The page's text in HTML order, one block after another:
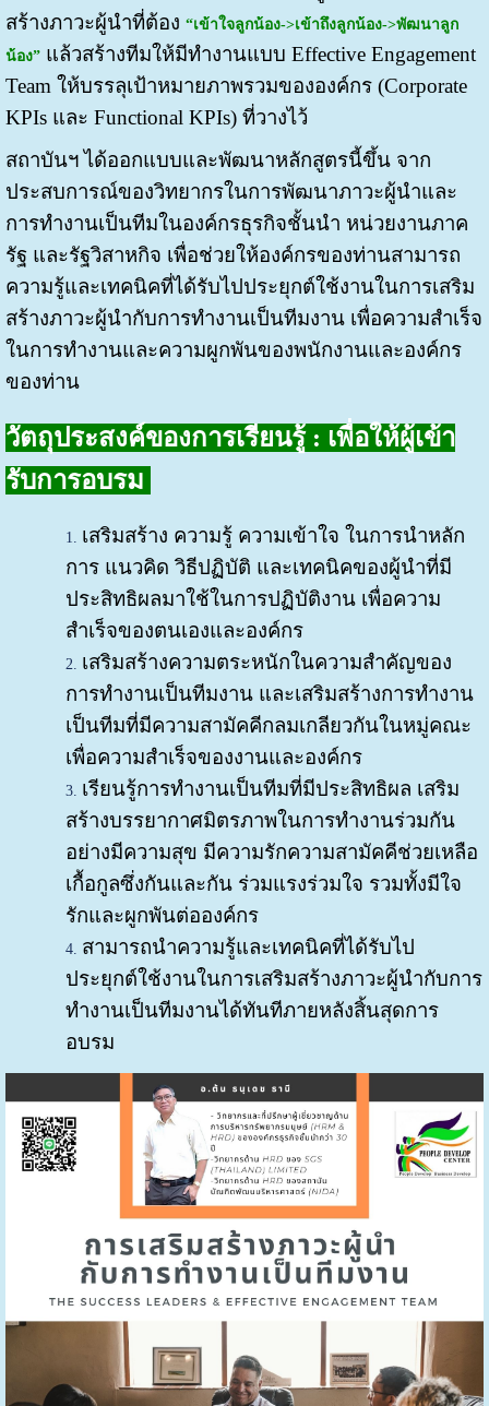
สร้างภาวะผู้นำที่ต้อง “เข้าใจลูกน้อง->เข้าถึงลูกน้อง->พัฒนาลูก
น้อง”แล้วสร้างทีมให้มีทำงานแบบ Effective Engagement
Team ให้บรรลุเป้าหมายภาพรวมขององค์กร (Corporate
KPIs และ Functional KPIs) ที่วางไว้
สถาบันฯ ได้ออกแบบและพัฒนาหลักสูตรนี้ขึ้น จาก
ประสบการณ์ของวิทยากรในการพัฒนาภาวะผู้นำและ
การทำงานเป็นทีมในองค์กรธุรกิจชั้นนำ หน่วยงานภาค
รัฐ และรัฐวิสาหกิจ เพื่อช่วยให้องค์กรของท่านสามารถ
ความรู้และเทคนิคที่ได้รับไปประยุกต์ใช้งานในการเสริม
สร้างภาวะผู้นำกับการทำงานเป็นทีมงาน เพื่อความสำเร็จ
ในการทำงานและความผูกพันของพนักงานและองค์กร
ของท่าน
วัตถุประสงค์ของการเรียนรู้ : เพื่อให้ผู้เข้า
รับการอบรม
เสริมสร้าง ความรู้ ความเข้าใจ ในการนำหลัก
การ แนวคิด วิธีปฏิบัติ และเทคนิคของผู้นำที่มี
ประสิทธิผลมาใช้ในการปฏิบัติงาน เพื่อความ
สำเร็จของตนเองและองค์กร
เสริมสร้างความตระหนักในความสำคัญของ
การทำงานเป็นทีมงาน และเสริมสร้างการทำงาน
เป็นทีมที่มีความสามัคคีกลมเกลียวกันในหมู่คณะ
เพื่อความสำเร็จของงานและองค์กร
เรียนรู้การทำงานเป็นทีมที่มีประสิทธิผล เสริม
สร้างบรรยากาศมิตรภาพในการทำงานร่วมกัน
อย่างมีความสุข มีความรักความสามัคคีช่วยเหลือ
เกื้อกูลซึ่งกันและกัน ร่วมแรงร่วมใจ รวมทั้งมีใจ
รักและผูกพันต่อองค์กร
สามารถนำความรู้และเทคนิคที่ได้รับไป
ประยุกต์ใช้งานในการเสริมสร้างภาวะผู้นำกับการ
ทำงานเป็นทีมงานได้ทันทีภายหลังสิ้นสุดการ
อบรม